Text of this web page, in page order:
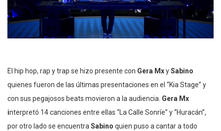
El hip hop, rap y trap se hizo presente con Gera MxySabino
quienes fueron de las últimas presentaciones en el “Kia Stage” y
con sus pegajosos beats movieron a la audiencia. Gera Mx
interpretó 14 canciones entre ellas “La Calle Sonríe” y “Huracán”,
por otro lado se encuentra Sabino quien puso a cantar a todo